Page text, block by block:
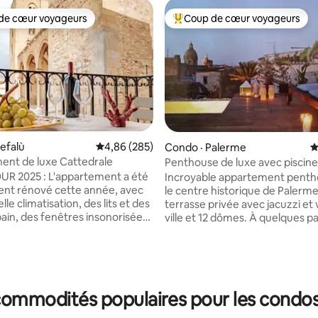
5, 207 commentaires
cœur voyageurs parmi les plus aimés
cœur voyageurs
Note moyenne de 4,86 sur 5, 285
4,86 (285)
de luxe Cattedrale
2025 : L'appartement a été
rénové cette année, avec
climatisation, des lits et des
des fenêtres insonorisées
et à proximité de la mer.
vue imprenable sur Cefalù et
Coup de cœur voyageurs
Coup de cœur voyageurs
Condo · Palerme
Penthouse de luxe avec
sur le toit
Incroyable appartement
le centre historique de
terrasse privée avec jacuzzi et
ville et 12 dômes. À quelques
4 salles de bain, 2 dressing. Également la
télévision par câble, le wifi, la
populaires pour les